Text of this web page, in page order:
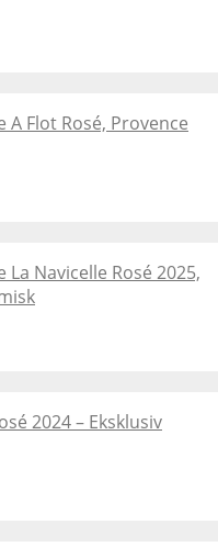
Flot Rosé, Provence
Navicelle Rosé 2025,
2024 – Eksklusiv